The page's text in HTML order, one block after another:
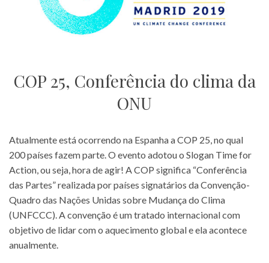
COP 25, Conferência do clima da
ONU
Atualmente está ocorrendo na Espanha a COP 25, no qual
200 países fazem parte. O evento adotou o Slogan Time for
Action, ou seja, hora de agir! A COP significa “Conferência
das Partes” realizada por países signatários da Convenção-
Quadro das Nações Unidas sobre Mudança do Clima
(UNFCCC). A convenção é um tratado internacional com
objetivo de lidar com o aquecimento global e ela acontece
anualmente.